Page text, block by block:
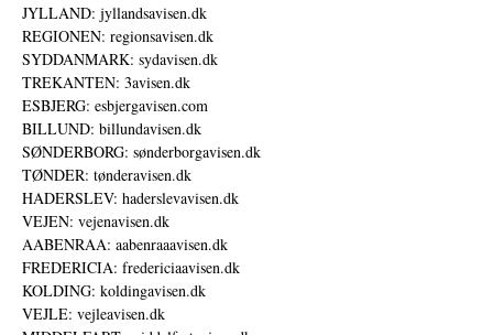
JYLLAND: jyllandsavisen.dk
REGIONEN: regionsavisen.dk
SYDDANMARK: sydavisen.dk
TREKANTEN: 3avisen.dk
ESBJERG: esbjergavisen.com
BILLUND: billundavisen.dk
SØNDERBORG: sønderborgavisen.dk
TØNDER: tønderavisen.dk
HADERSLEV: haderslevavisen.dk
VEJEN: vejenavisen.dk
AABENRAA: aabenraaavisen.dk
FREDERICIA: fredericiaavisen.dk
KOLDING: koldingavisen.dk
VEJLE: vejleavisen.dk